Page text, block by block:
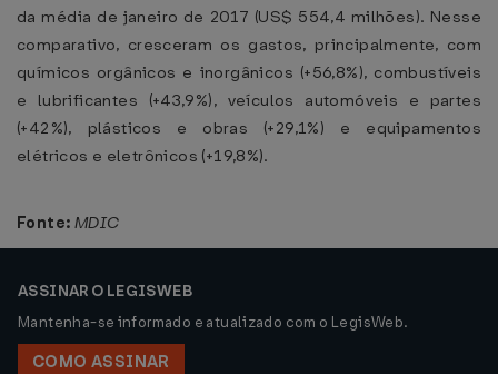
da média de janeiro de 2017 (US$ 554,4 milhões). Nesse
comparativo, cresceram os gastos, principalmente, com
químicos orgânicos e inorgânicos (+56,8%), combustíveis
e lubrificantes (+43,9%), veículos automóveis e partes
(+42%), plásticos e obras (+29,1%) e equipamentos
elétricos e eletrônicos (+19,8%).
Fonte: MDIC
ASSINAR O LEGISWEB
Mantenha-se informado e atualizado com o LegisWeb.
COMO ASSINAR